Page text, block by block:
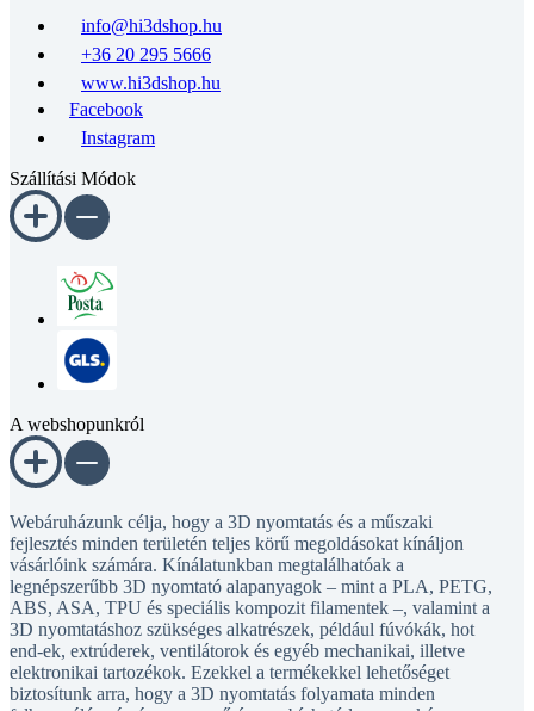
info@hi3dshop.hu
+36 20 295 5666
www.hi3dshop.hu
Facebook
Instagram
Szállítási Módok
A webshopunkról
Webáruházunk célja, hogy a 3D nyomtatás és a műszaki
fejlesztés minden területén teljes körű megoldásokat kínáljon
vásárlóink számára. Kínálatunkban megtalálhatóak a
legnépszerűbb 3D nyomtató alapanyagok – mint a PLA, PETG,
ABS, ASA, TPU és speciális kompozit filamentek –, valamint a
3D nyomtatáshoz szükséges alkatrészek, például fúvókák, hot
end-ek, extrúderek, ventilátorok és egyéb mechanikai, illetve
elektronikai tartozékok. Ezekkel a termékekkel lehetőséget
biztosítunk arra, hogy a 3D nyomtatás folyamata minden